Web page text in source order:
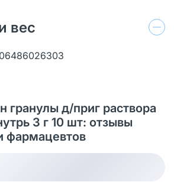
вес
гранулы д/приг раствора
3 г 10 шт: отзывы
фармацевтов